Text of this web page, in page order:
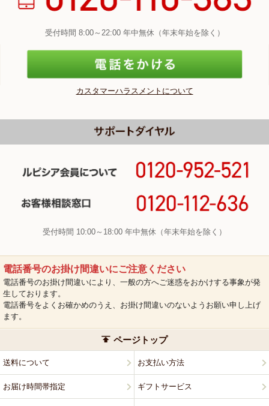
受付時間 8:00～22:00 年中無休（年末年始を除く）
カスタマーハラスメントについて
受付時間 10:00～18:00 年中無休（年末年始を除く）
電話番号のお掛け間違いにご注意ください
電話番号のお掛け間違いにより、一般の方へご迷惑をおかけする事象が発
生しております。
電話番号をよくお確かめのうえ、お掛け間違いのないようお願い申し上げ
ます。
ページトップ
送料について お支払い方法
お届け時間帯指定 ギフトサービス